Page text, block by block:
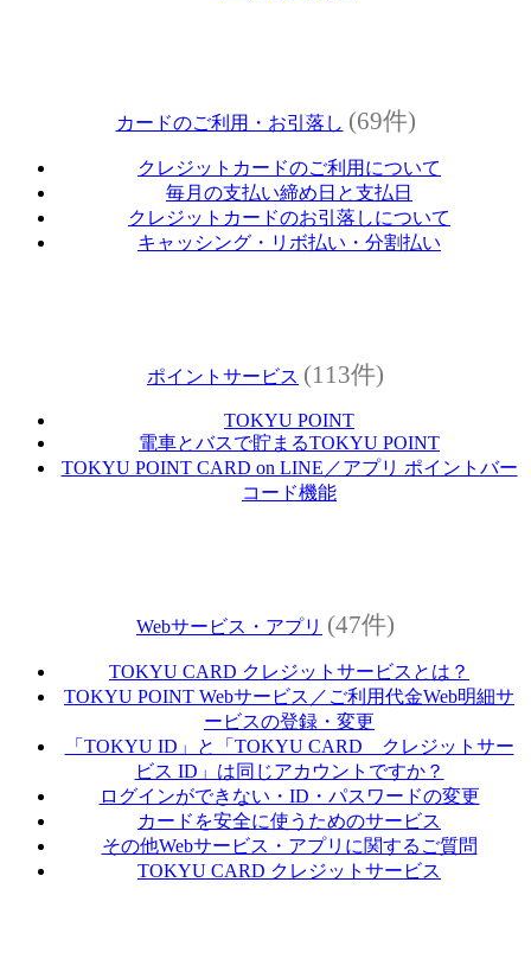
カードのご利用・お引落し (69件)
クレジットカードのご利用について
毎月の支払い締め日と支払日
クレジットカードのお引落しについて
キャッシング・リボ払い・分割払い
ポイントサービス (113件)
TOKYU POINT
電車とバスで貯まるTOKYU POINT
TOKYU POINT CARD on LINE／アプリ ポイントバー
コード機能
Webサービス・アプリ (47件)
TOKYU CARD クレジットサービスとは？
TOKYU POINT Webサービス／ご利用代金Web明細サ
ービスの登録・変更
「TOKYU ID」と「TOKYU CARD クレジットサー
ビス ID」は同じアカウントですか？
ログインができない・ID・パスワードの変更
カードを安全に使うためのサービス
その他Webサービス・アプリに関するご質問
TOKYU CARD クレジットサービス